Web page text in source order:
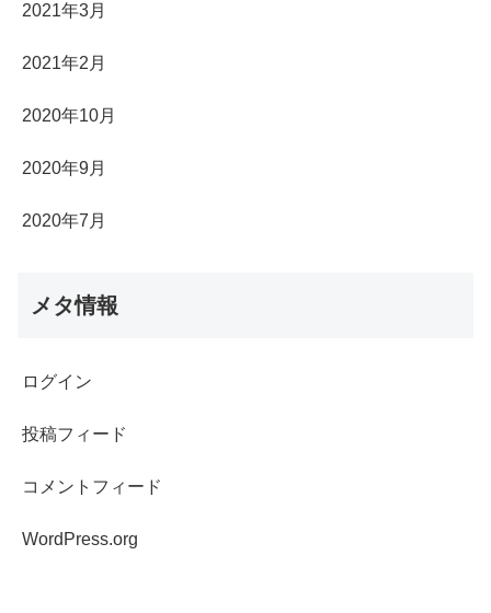
2021年3月
2021年2月
2020年10月
2020年9月
2020年7月
メタ情報
ログイン
投稿フィード
コメントフィード
WordPress.org